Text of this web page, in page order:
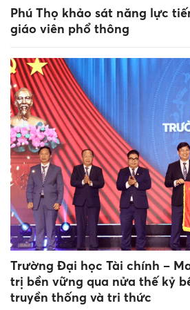
Phú Thọ khảo sát năng lực
giáo viên phổ thông
Trường Đại học Tài chính –
trị bền vững qua nửa thế kỷ
truyền thống và tri thức